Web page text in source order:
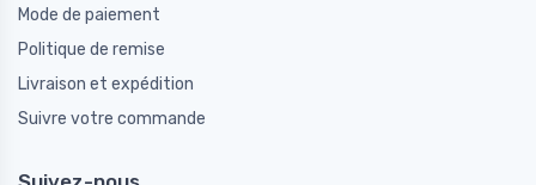
Mode de paiement
Politique de remise
Livraison et expédition
Suivre votre commande